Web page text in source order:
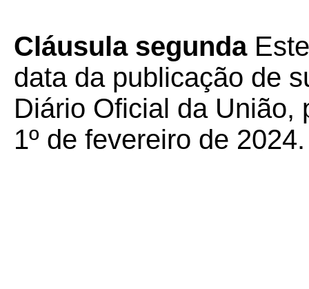
Cláusula segunda
data da publicação de
Diário Oficial da União,
1º de fevereiro de 2024.